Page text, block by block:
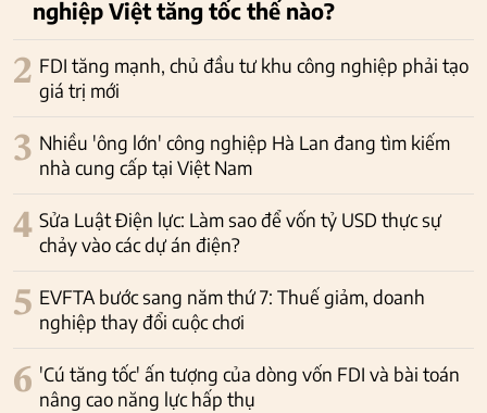
nghiệp Việt tăng tốc thế nào?
2 FDI tăng mạnh, chủ đầu tư khu công nghiệp phải tạo
giá trị mới
3 Nhiều 'ông lớn' công nghiệp Hà Lan đang tìm kiếm
nhà cung cấp tại Việt Nam
4 Sửa Luật Điện lực: Làm sao để vốn tỷ USD thực sự
chảy vào các dự án điện?
5 EVFTA bước sang năm thứ 7: Thuế giảm, doanh
nghiệp thay đổi cuộc chơi
6 'Cú tăng tốc' ấn tượng của dòng vốn FDI và bài toán
nâng cao năng lực hấp thụ